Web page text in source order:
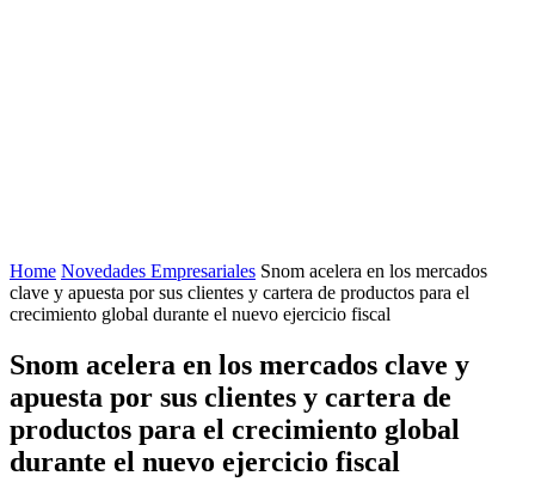
Home Novedades Empresariales Snom acelera en los mercados
clave y apuesta por sus clientes y cartera de productos para el
crecimiento global durante el nuevo ejercicio fiscal
Snom acelera en los mercados clave y
apuesta por sus clientes y cartera de
productos para el crecimiento global
durante el nuevo ejercicio fiscal